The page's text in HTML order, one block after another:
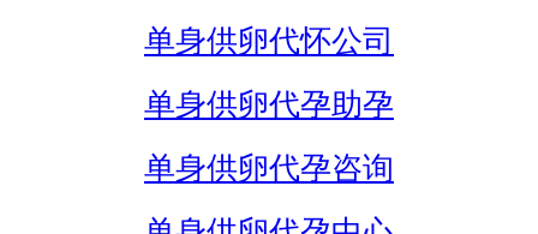
单身供卵代怀公司
单身供卵代孕助孕
单身供卵代孕咨询